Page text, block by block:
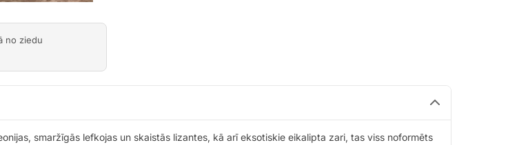
no ziedu
smaržīgās lefkojas un skaistās lizantes, kā arī eksotiskie eikalipta zari, tas viss noformēts